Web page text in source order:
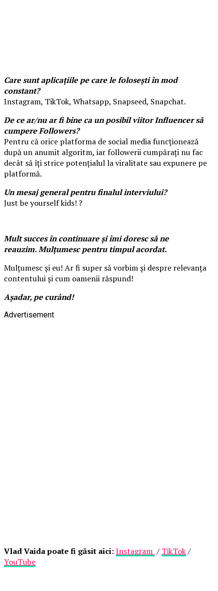
Care sunt aplicațiile pe care le folosești în mod
constant?
Instagram, TikTok, Whatsapp, Snapseed, Snapchat.
De ce ar/nu ar fi bine ca un posibil viitor Influencer să
cumpere Followers?
Pentru că orice platforma de social media funcționează
după un anumit algoritm, iar followerii cumpărați nu fac
decât să îți strice potențialul la viralitate sau expunere pe
platformă.
Un mesaj general pentru finalul interviului?
Just be yourself kids! ?
Mult succes în continuare și îmi doresc să ne
reauzim.Mulțumesc pentru timpul acordat.
Mulțumesc și eu! Ar fi super să vorbim și despre relevanța
contentului și cum oamenii răspund!
Așadar, pe curând!
Advertisement
Vlad Vaida poate fi găsit aici:Instagram / TikTok/
YouTube